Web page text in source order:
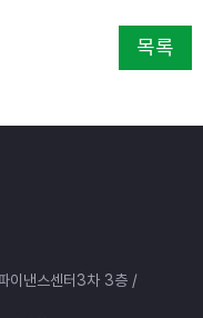
목록
이낸스센터3차 3층 /